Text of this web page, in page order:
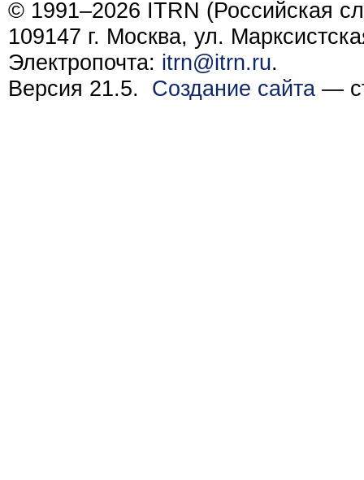
© 1991–2026 ITRN (Российская
109147 г. Москва, ул.
Электропочта: itrn@itrn.ru.
Версия 21.5. Создание сайта —